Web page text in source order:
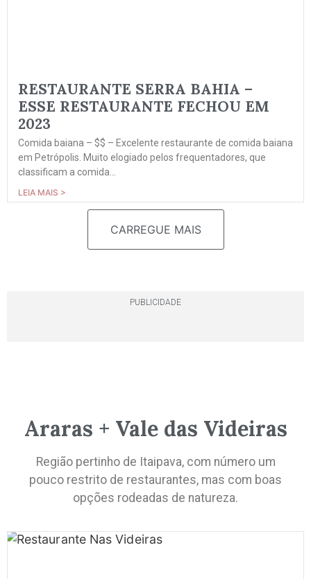
RESTAURANTE SERRA BAHIA –
ESSE RESTAURANTE FECHOU EM
2023
Comida baiana – $$ – Excelente restaurante de comida baiana
em Petrópolis. Muito elogiado pelos frequentadores, que
classificam a comida...
LEIA MAIS >
CARREGUE MAIS
PUBLICIDADE
Araras + Vale das Videiras
Região pertinho de Itaipava, com número um
pouco restrito de restaurantes, mas com boas
opções rodeadas de natureza.